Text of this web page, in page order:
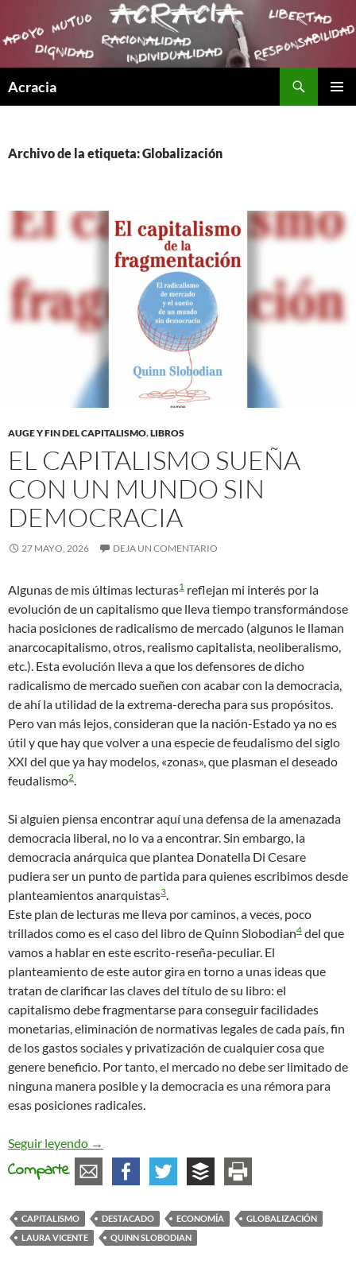
Acracia
Archivo de la etiqueta: Globalización
AUGE Y FIN DEL CAPITALISMO,LIBROS
EL CAPITALISMO SUEÑA
CON UN MUNDO SIN
DEMOCRACIA
27 MAYO, 2026 DEJA UN COMENTARIO
Algunas de mis últimas lecturas1 reflejan mi interés por la
evolución de un capitalismo que lleva tiempo transformándose
hacia posiciones de radicalismo de mercado (algunos le llaman
anarcocapitalismo, otros, realismo capitalista, neoliberalismo,
etc.). Esta evolución lleva a que los defensores de dicho
radicalismo de mercado sueñen con acabar con la democracia,
de ahí la utilidad de la extrema-derecha para sus propósitos.
Pero van más lejos, consideran que la nación-Estado ya no es
útil y que hay que volver a una especie de feudalismo del siglo
XXI del que ya hay modelos, «zonas», que plasman el deseado
feudalismo2.
Si alguien piensa encontrar aquí una defensa de la amenazada
democracia liberal, no lo va a encontrar. Sin embargo, la
democracia anárquica que plantea Donatella Di Cesare
pudiera ser un punto de partida para quienes escribimos desde
planteamientos anarquistas3.
Este plan de lecturas me lleva por caminos, a veces, poco
trillados como es el caso del libro de Quinn Slobodian4 del que
vamos a hablar en este escrito-reseña-peculiar. El
planteamiento de este autor gira en torno a unas ideas que
tratan de clarificar las claves del título de su libro: el
capitalismo debe fragmentarse para conseguir facilidades
monetarias, eliminación de normativas legales de cada país, fin
de los gastos sociales y privatización de cualquier cosa que
genere beneficio. Por tanto, el mercado no debe ser limitado de
ninguna manera posible y la democracia es una rémora para
esas posiciones radicales.
Seguir leyendo El capitalismo sueña con un mundo sin
→
Comparte
CAPITALISMO DESTACADO ECONOMÍA
GLOBALIZACIÓN
LAURA VICENTE
QUINN SLOBODIAN